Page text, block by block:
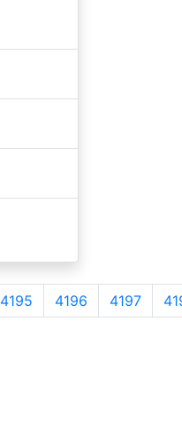
4195 4196 4197